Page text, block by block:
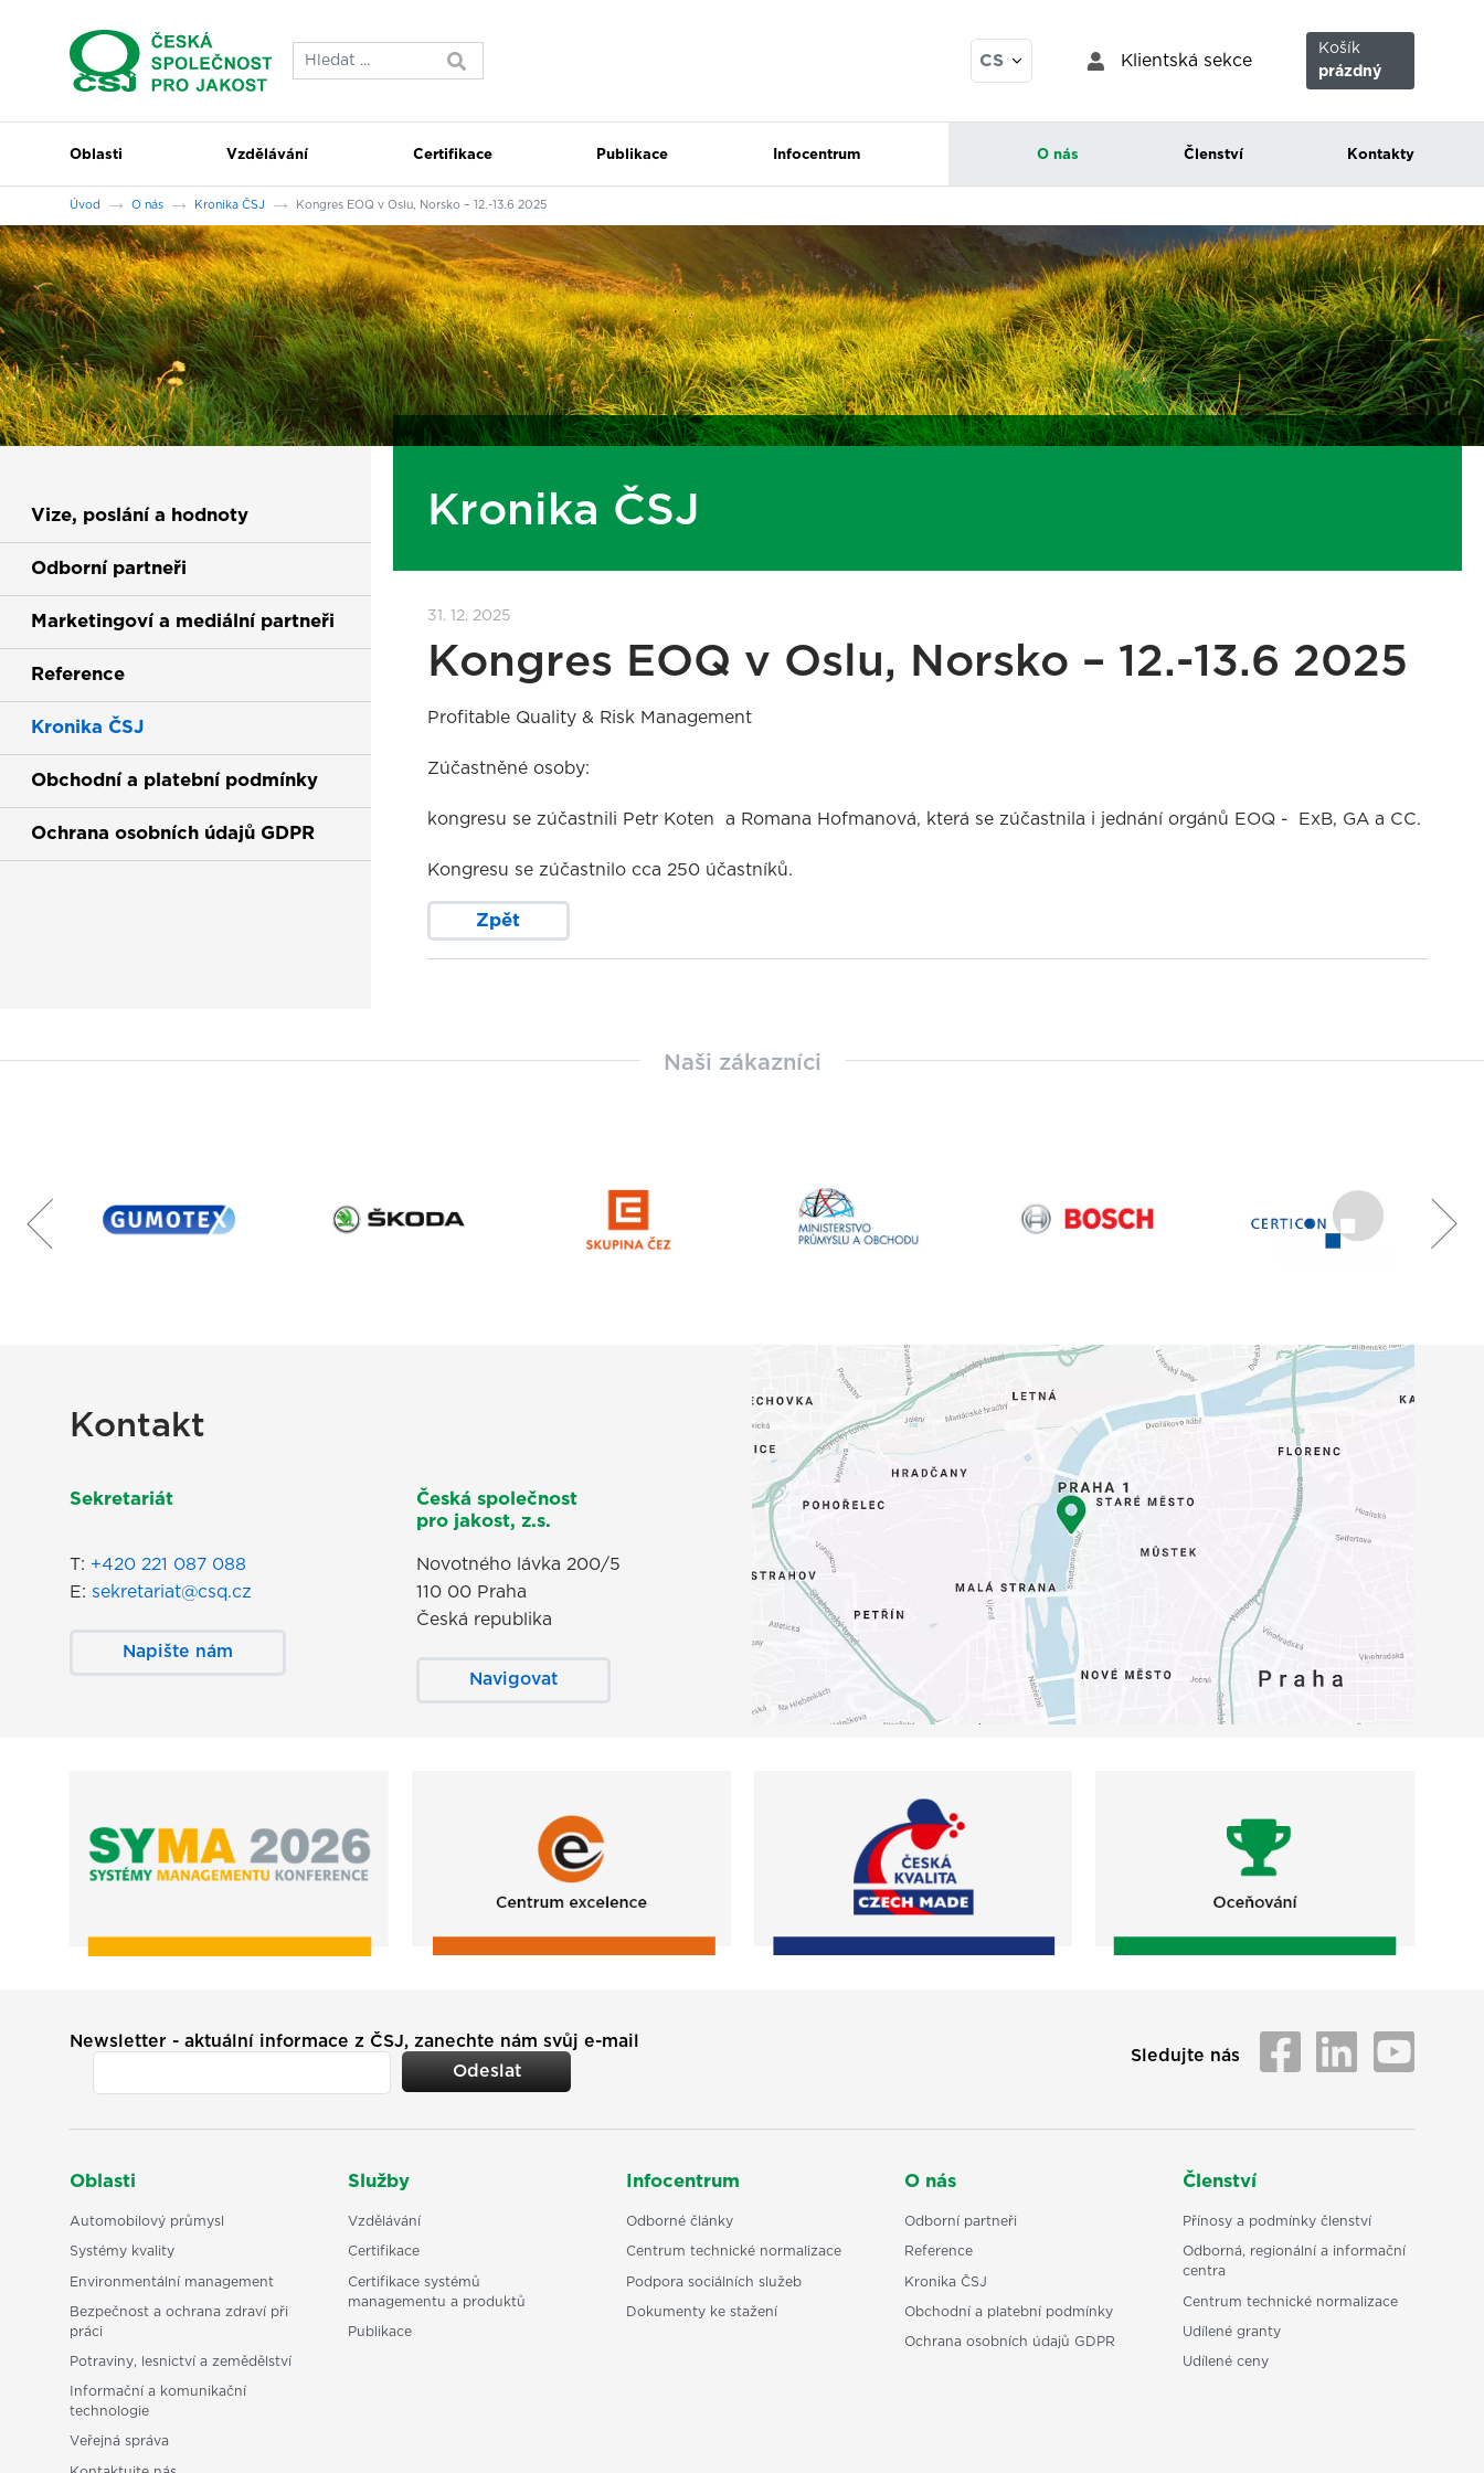
Klientská sekce
Košík
prázdný
CS
Oblasti Vzdělávání Certifikace Publikace Infocentrum O nás Členství Kontakty
Jsi tady:
Úvod O nás Kronika ČSJ Kongres EOQ v Oslu, Norsko – 12.-13.6 2025
Kronika ČSJ
31. 12. 2025
Kongres EOQ v Oslu, Norsko – 12.-13.6 2025
Profitable Quality & Risk Management
Zúčastněné osoby:
kongresu se zúčastnili Petr Koten a Romana Hofmanová, která se zúčastnila i jednání orgánů EOQ - ExB, GA a CC.
Kongresu se zúčastnilo cca 250 účastníků.
Zpět
Vize, poslání a hodnoty
Odborní partneři
Marketingoví a mediální partneři
Reference
Kronika ČSJ
Obchodní a platební podmínky
Ochrana osobních údajů GDPR
Naši zákazníci
Kontakt
Sekretariát
T: +420 221 087 088
E: sekretariat@csq.cz
Napište nám
Česká společnost
pro jakost, z.s.
Novotného lávka 200/5
110 00 Praha
Česká republika
Navigovat
Newsletter - aktuální informace z ČSJ, zanechte nám svůj e-mail
Odeslat
Sledujte nás
Oblasti
Automobilový průmysl
Systémy kvality
Environmentální management
Bezpečnost a ochrana zdraví při
práci
Potraviny, lesnictví a zemědělství
Informační a komunikační
technologie
Veřejná správa
Služby
Vzdělávání
Certifikace
Certifikace systémů
managementu a produktů
Publikace
Infocentrum
Odborné články
Centrum technické normalizace
Podpora sociálních služeb
Dokumenty ke stažení
O nás
Odborní partneři
Reference
Kronika ČSJ
Obchodní a platební podmínky
Ochrana osobních údajů GDPR
Členství
Přínosy a podmínky členství
Odborná, regionální a informační
centra
Centrum technické normalizace
Udílené granty
Udílené ceny